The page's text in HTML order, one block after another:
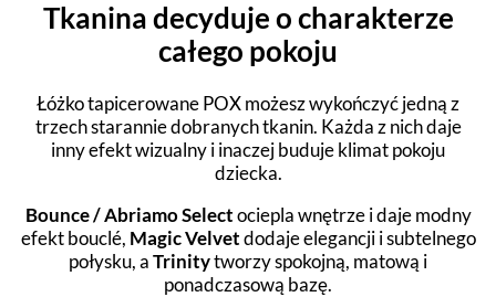
Tkanina decyduje o charakterze
całego pokoju
Łóżko tapicerowane POX możesz wykończyć jedną z
trzech starannie dobranych tkanin. Każda z nich daje
inny efekt wizualny i inaczej buduje klimat pokoju
dziecka.
Bounce / Abriamo Selectociepla wnętrze i daje modny
efekt bouclé, Magic Velvetdodaje elegancji i subtelnego
połysku, aTrinitytworzy spokojną, matową i
ponadczasową bazę.